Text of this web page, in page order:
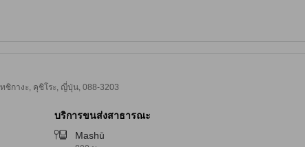
ชิกางะ, คุชิโระ, ญี่ปุ่น, 088-3203
บริการขนส่งสาธารณะ
Mashū